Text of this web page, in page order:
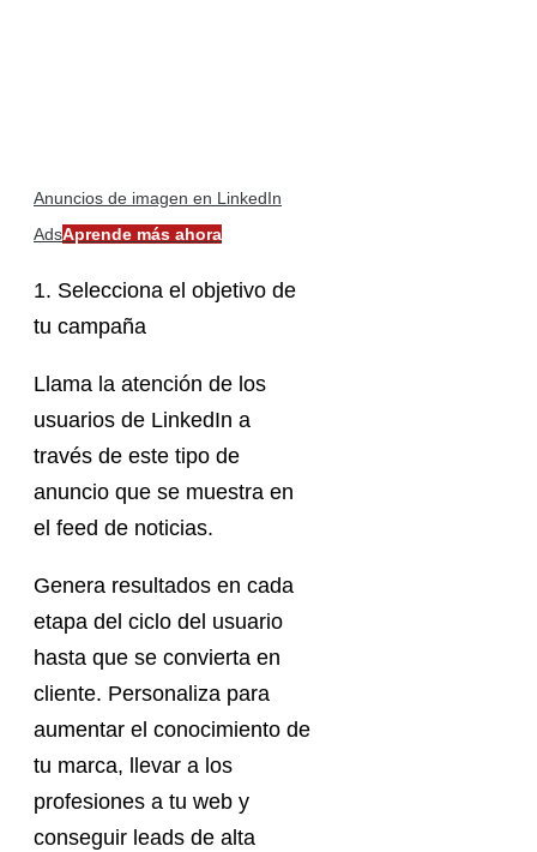
Anuncios de imagen en LinkedIn
AdsAprende más ahora
1. Selecciona el objetivo de
tu campaña
Llama la atención de los
usuarios de LinkedIn a
través de este tipo de
anuncio que se muestra en
el feed de noticias.
Genera resultados en cada
etapa del ciclo del usuario
hasta que se convierta en
cliente. Personaliza para
aumentar el conocimiento de
tu marca, llevar a los
profesiones a tu web y
conseguir leads de alta